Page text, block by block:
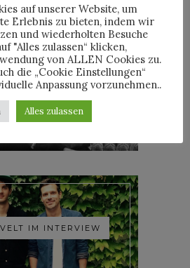
LEMOINE AKA
IM INTERVIEW
IM INTERVIEW
auf unserer Website, um
Erlebnis zu bieten, indem wir
und wiederholten Besuche
"Alles zulassen“ klicken,
von ALLEN Cookies zu.
die „Cookie Einstellungen“
Anpassung vorzunehmen..
Alles zulassen